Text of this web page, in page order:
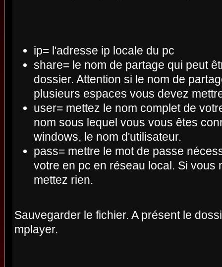
ip= l'adresse ip locale du pc
share= le nom de partage qui peut
dossier. Attention si le nom de
plusieurs espaces vous devez
user= mettez le nom complet de
nom sous lequel vous vous êtes
windows, le nom d'utilisateur.
pass= mettre le mot de passe
votre en pc en réseau local. Si vous
mettez rien.
Sauvegarder le fichier. A présent le
mplayer.